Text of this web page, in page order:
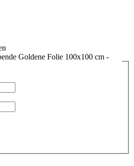
Goldene Folie 100x100 cm -